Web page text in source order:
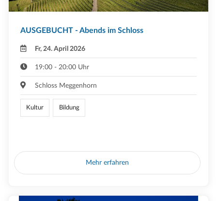
AUSGEBUCHT - Abends im Schloss
Fr, 24. April 2026
19:00 - 20:00 Uhr
Schloss Meggenhorn
Kultur Bildung
Mehr erfahren